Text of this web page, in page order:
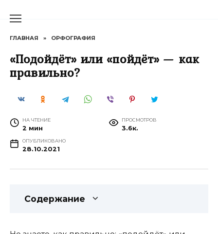
ГЛАВНАЯ » ОРФОГРАФИЯ
«Подойдёт» или «пойдёт» — как
правильно?
НА ЧТЕНИЕ
2 мин
ПРОСМОТРОВ
3.6к.
ОПУБЛИКОВАНО
28.10.2021
Содержание